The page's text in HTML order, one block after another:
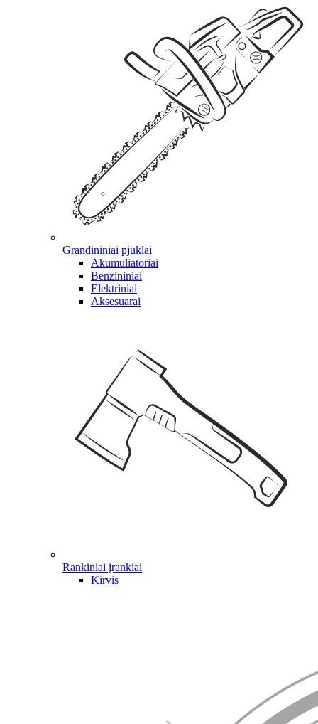
Grandininiai pjūklai
Akumuliatoriai
Benzininiai
Elektriniai
Aksesuarai
Rankiniai įrankiai
Kirvis